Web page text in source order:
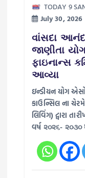
TODAY 9
July 30, 2026
વાંસદા
જાણીતા
ફાઇનાન્સ
આવ્યા
ઇન્ડીયન યોગ
કાઉન્સિલ ના
લિવિંગ) દ્વારા
વર્ષ ૨૦૨૬-